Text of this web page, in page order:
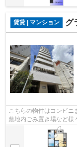
賃貸 | マンション グ
こちらの物件はコンビニ
敷地内ごみ置き場など様
望良好で景色が楽しめま